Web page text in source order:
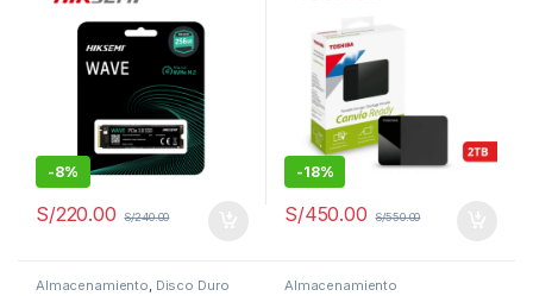
-8%
S/220.00 S/240.00
-18%
S/450.00 S/550.00
Almacenamiento, Disco Duro Almacenamiento